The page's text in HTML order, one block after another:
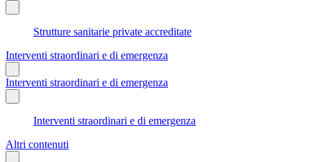
Strutture sanitarie private accreditate
Interventi straordinari e di emergenza
Interventi straordinari e di emergenza
Interventi straordinari e di emergenza
Altri contenuti